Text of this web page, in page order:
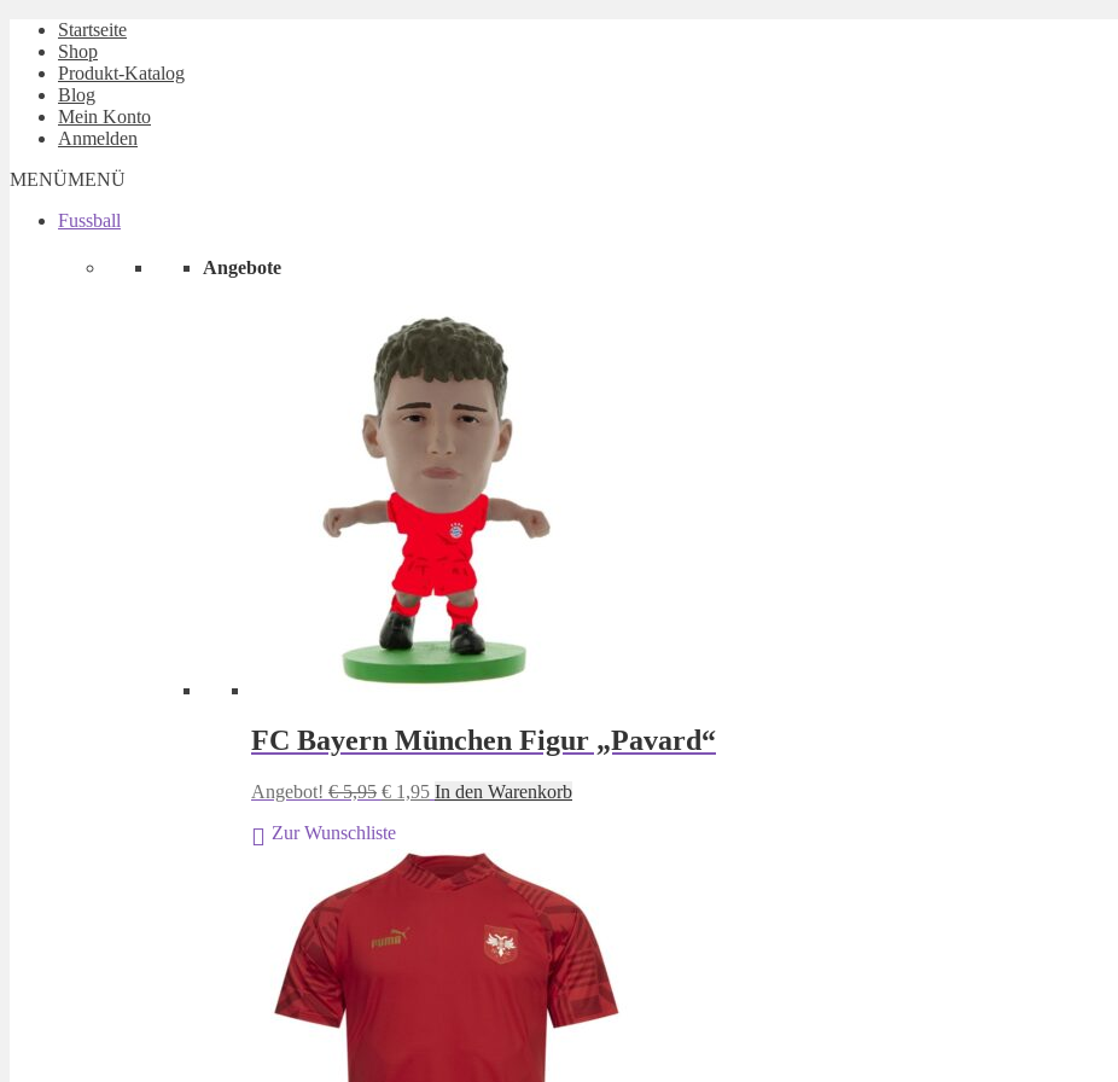
Startseite
Shop
Produkt-Katalog
Blog
Mein Konto
Anmelden
MENÜMENÜ
Fussball
Angebote
FC Bayern München Figur „Pavard“
Angebot! €5,95 Ursprünglicher
war:
€ 5,95
€ 1,95Aktueller
€ 1,95.
In den Warenkorb
Zur Wunschliste